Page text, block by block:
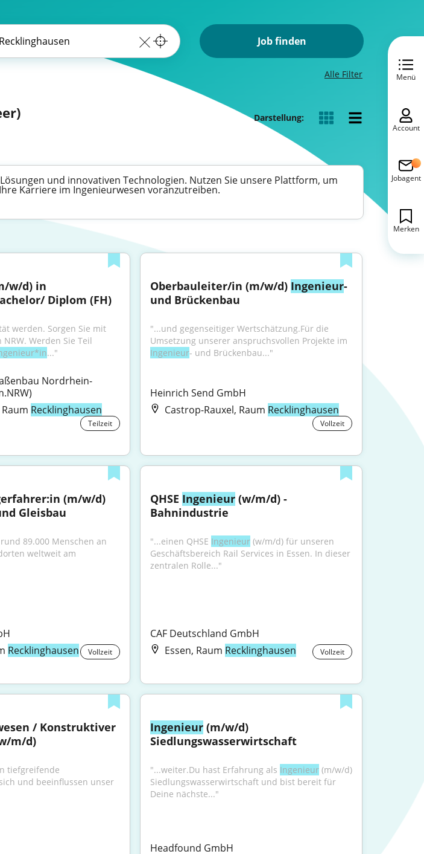
Job finden
Alle Filter
Darstellung:
und innovativen Technologien. Nutzen Sie unsere Plattform, um
Karriere im Ingenieurwesen voranzutreiben.
w/d) in
Diplom (FH)
werden. Sorgen Sie mit
Werden Sie Teil
..."
Nordrhein-
Recklinghausen
Teilzeit
Oberbauleiter/in (m/w/d) Ingenieur-
und Brückenbau
"...und gegenseitiger Wertschätzung.Für die
Ingenieur- und Brückenbau..."
Heinrich Send GmbH
Castrop-Rauxel, Raum Recklinghausen
Vollzeit
(m/w/d)
Gleisbau
rund 89.000 Menschen an
weltweit am
Recklinghausen Vollzeit
QHSE Ingenieur (w/m/d) -
Bahnindustrie
"...einen QHSE Ingenieur (w/m/d) für unseren
Geschäftsbereich Rail Services in Essen. In dieser
zentralen Rolle..."
CAF Deutschland GmbH
Essen, Raum Recklinghausen Vollzeit
m/d)
tiefgreifende
und beeinflussen unser
Ingenieur (m/w/d)
Siedlungswasserwirtschaft
"...weiter.Du hast Erfahrung als Ingenieur (m/w/d)
Siedlungswasserwirtschaft und bist bereit für
Deine nächste..."
Headfound GmbH
Menü
Account
Jobagent
Merken